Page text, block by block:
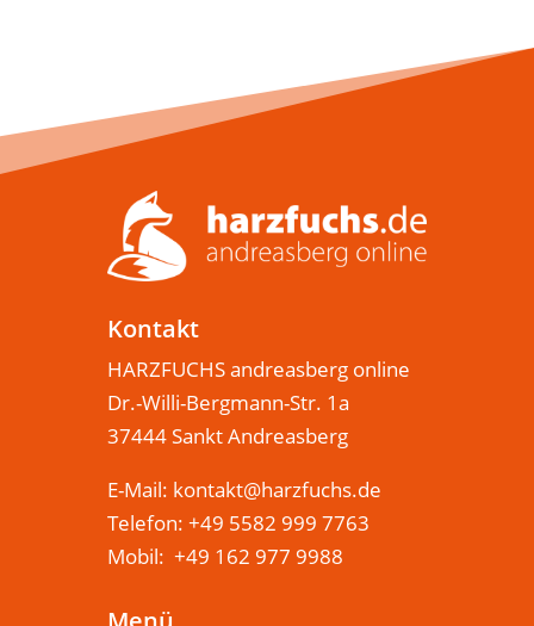
Kontakt
HARZFUCHS andreasberg online
Dr.-Willi-Bergmann-Str. 1a
37444 Sankt Andreasberg
E-Mail: kontakt@harzfuchs.de
Telefon: +49 5582 999 7763
Mobil: +49 162 977 9988